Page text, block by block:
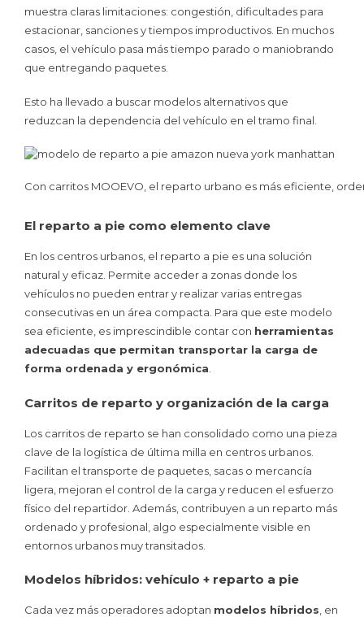
muestra claras limitaciones: congestión, dificultades para
estacionar, sanciones y tiempos improductivos. En muchos
casos, el vehículo pasa más tiempo parado o maniobrando
que entregando paquetes.
Esto ha llevado a buscar modelos alternativos que
reduzcan la dependencia del vehículo en el tramo final.
Con carritos MOOEVO, el reparto urbano es más eficiente,
El reparto a pie como elemento clave
En los centros urbanos, el reparto a pie es una solución
natural y eficaz. Permite acceder a zonas donde los
vehículos no pueden entrar y realizar varias entregas
consecutivas en un área compacta. Para que este modelo
sea eficiente, es imprescindible contar con herramientas
adecuadas que permitan transportar la carga de
forma ordenada y ergonómica.
Carritos de reparto y organización de la carga
Los carritos de reparto se han consolidado como una pieza
clave de la logística de última milla en centros urbanos.
Facilitan el transporte de paquetes, sacas o mercancía
ligera, mejoran el control de la carga y reducen el esfuerzo
físico del repartidor. Además, contribuyen a un reparto más
ordenado y profesional, algo especialmente visible en
entornos urbanos muy transitados.
Modelos híbridos: vehículo + reparto a pie
Cada vez más operadores adoptan modelos híbridos, en